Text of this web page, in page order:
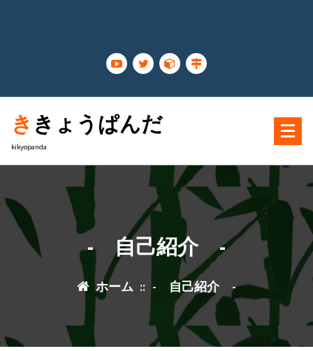
ききょうぱんだ
kikyopanda
- 自己紹介 -
ホーム :: - 自己紹介 -